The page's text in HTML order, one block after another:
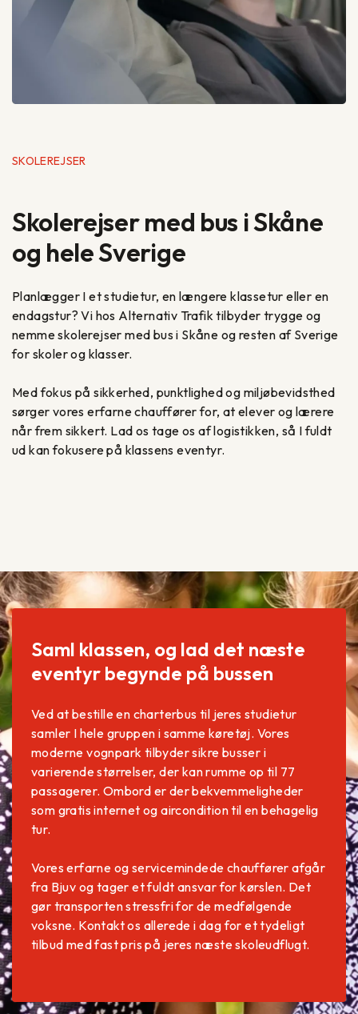
SKOLEREJSER
Skolerejser med bus i Skåne
og hele Sverige
Planlægger I et studietur, en længere klassetur eller en
endagstur? Vi hos Alternativ Trafik tilbyder trygge og
nemme skolerejser med bus i Skåne og resten af Sverige
for skoler og klasser.
Med fokus på sikkerhed, punktlighed og miljøbevidsthed
sørger vores erfarne chauffører for, at elever og lærere
når frem sikkert. Lad os tage os af logistikken, så I fuldt
ud kan fokusere på klassens eventyr.
Saml klassen, og lad det næste
eventyr begynde på bussen
Ved at bestille en charterbus til jeres studietur
samler I hele gruppen i samme køretøj. Vores
moderne vognpark tilbyder sikre busser i
varierende størrelser, der kan rumme op til 77
passagerer. Ombord er der bekvemmeligheder
som gratis internet og aircondition til en behagelig
tur.
Vores erfarne og servicemindede chauffører afgår
fra Bjuv og tager et fuldt ansvar for kørslen. Det
gør transporten stressfri for de medfølgende
voksne. Kontakt os allerede i dag for et tydeligt
tilbud med fast pris på jeres næste skoleudflugt.